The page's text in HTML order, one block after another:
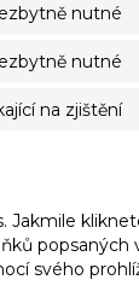
nutné
nutné
na zjištění
Jakmile
popsaných
svého